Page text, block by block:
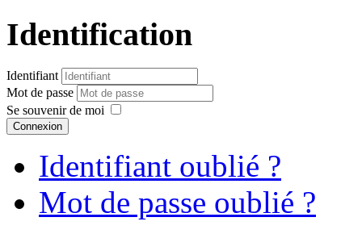
Identification
Identifiant
Mot de passe
Se souvenir de moi
Connexion
Identifiant oublié ?
Mot de passe oublié ?